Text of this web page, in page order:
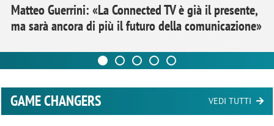
Matteo Guerrini: «La Connected TV è già il presente,
ma sarà ancora di più il futuro della comunicazione»
GAME CHANGERS VEDI TUTTI